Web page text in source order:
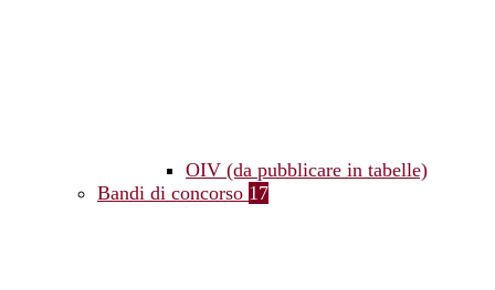
OIV (da pubblicare in tabelle)
Bandi di concorso 17